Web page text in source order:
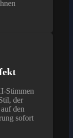
Stimmen
der
den
sofort